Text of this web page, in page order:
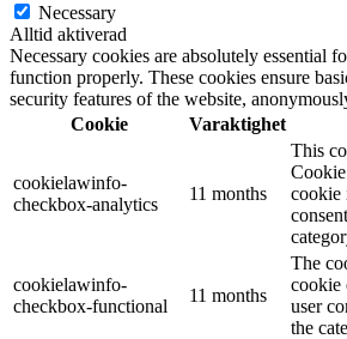
Necessary
Alltid aktiverad
Necessary cookies are absolutely essential
function properly. These cookies ensure
security features of the website,
Cookie
Varaktighet
cookielawinfo-
checkbox-analytics
11 months
This
cookie
cookielawinfo-
checkbox-functional
11 months
The
cookie
user
the